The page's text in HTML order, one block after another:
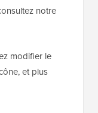
notre
modifier le
et plus